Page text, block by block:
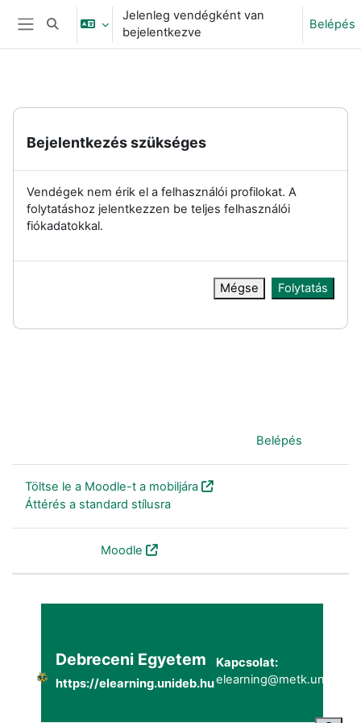
Tovább a fő tartalomhoz
Oldalpanel
Keresési bemeneti adatok váltása
Jelenleg vendégként van
bejelentkezve
Belépés
Bejelentkezés szükséges
Vendégek nem érik el a felhasználói profilokat. A
folytatáshoz jelentkezzen be teljes felhasználói
fiókadatokkal.
Mégse Folytatás
Belépés
Töltse le a Moodle-t a mobiljára
Áttérés a standard stílusra
Moodle
Debreceni Egyetem
https://elearning.unideb.hu
Kapcsolat: